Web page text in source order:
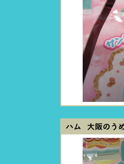
ハム 大阪のう